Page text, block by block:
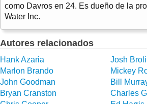
como Davros en 24. Es dueño de la
Water Inc.
Autores relacionados
Hank Azaria
Josh
Marlon Brando
Mickey
John Goodman
Bill
Bryan Cranston
Charles